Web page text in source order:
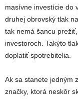
masívne investície do
druhej obrovský tlak
tak nemá šancu
investoroch. Takýto
doplatiť spotrebitelia.
Ak sa stanete jedným
značky, ktorá neskôr